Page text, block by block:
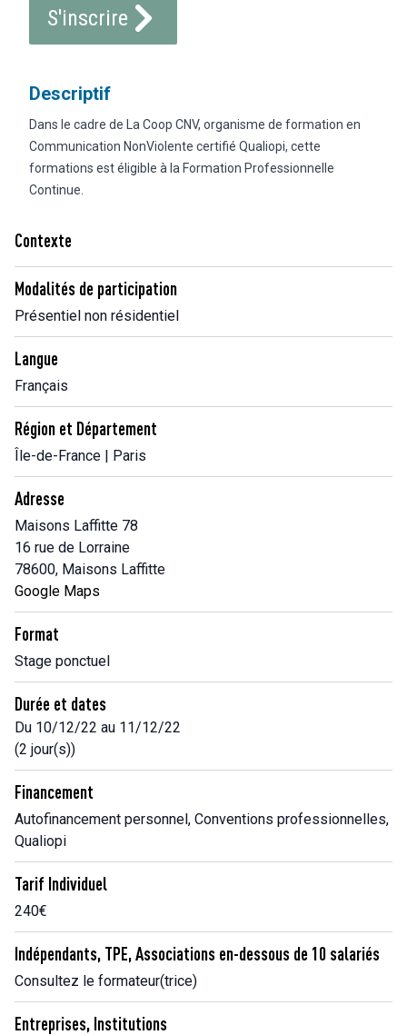
Contexte
Modalités de participation
Présentiel non résidentiel
Langue
Français
Région et Département
Île-de-France | Paris
Adresse
Maisons Laffitte 78
16 rue de Lorraine
78600, Maisons Laffitte
Google Maps
Format
Stage ponctuel
Durée et dates
Du 10/12/22 au 11/12/22
(2 jour(s))
Financement
Autofinancement personnel, Conventions professionnelles,
Qualiopi
Tarif Individuel
240€
Indépendants, TPE, Associations en-dessous de 10 salariés
Consultez le formateur(trice)
Entreprises, Institutions
S'inscrire
Descriptif
Dans le cadre de La Coop CNV, organisme de formation en
Communication NonViolente certifié Qualiopi, cette
formations est éligible à la Formation Professionnelle
Continue.